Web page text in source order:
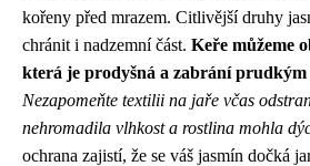
kořeny před mrazem. Citlivější druhy
chránit i nadzemní část. Keře můžeme
která je prodyšná a zabrání
Nezapomeňte textilii na jaře včas
nehromadila vlhkost a rostlina mohla
ochrana zajistí, že se váš jasmín dočká